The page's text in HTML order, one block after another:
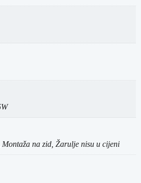
na zid, Žarulje nisu u cijeni